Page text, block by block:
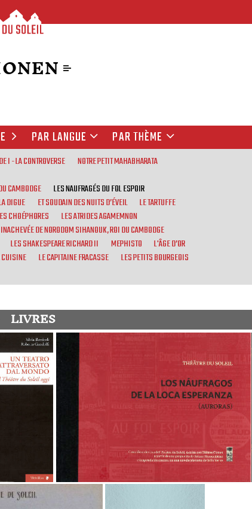
PAR LANGUE PAR THÈME
I - LA CONTROVERSE
NOTRE PETIT MAHABHARATA
CAMBODGE
LES NAUFRAGÉS DU FOL ESPOIR
DIGUE ET SOUDAIN DES NUITS D’ÉVEIL
LE TARTUFFE
CHOÉPHORES
LES ATRIDES AGAMEMNON
DE NORODOM SIHANOUK, ROI DU CAMBODGE
LES SHAKESPEARE RICHARD II MEPHISTO
L'ÂGE D’OR
LE CAPITAINE FRACASSE
LES PETITS BOURGEOIS
LIVRES